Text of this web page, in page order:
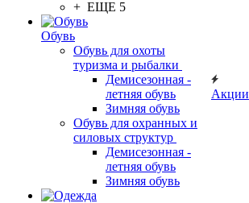
+ ЕЩЕ 5
Обувь
Обувь для охоты
туризма и рыбалки
Демисезонная -
летняя обувь
Зимняя обувь
Обувь для охранных и
силовых структур
Демисезонная -
летняя обувь
Зимняя обувь
Акции